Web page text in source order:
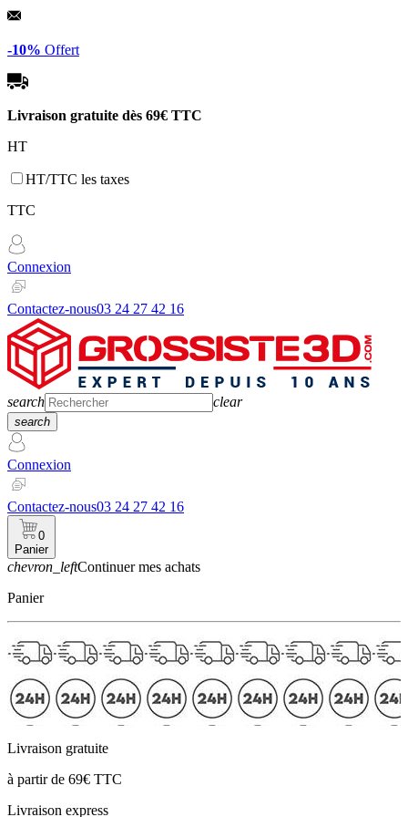
Panneau de gestion des cookies
-10% Offert
Livraison gratuite dès 69€ TTC
HT
HT/TTC les taxes
TTC
Connexion
Contactez-nous03 24 27 42 16
search clear
search
Connexion
Contactez-nous03 24 27 42 16
0
Panier
chevron_leftContinuer mes achats
Panier
Livraison gratuite
à partir de 69€ TTC
Livraison express